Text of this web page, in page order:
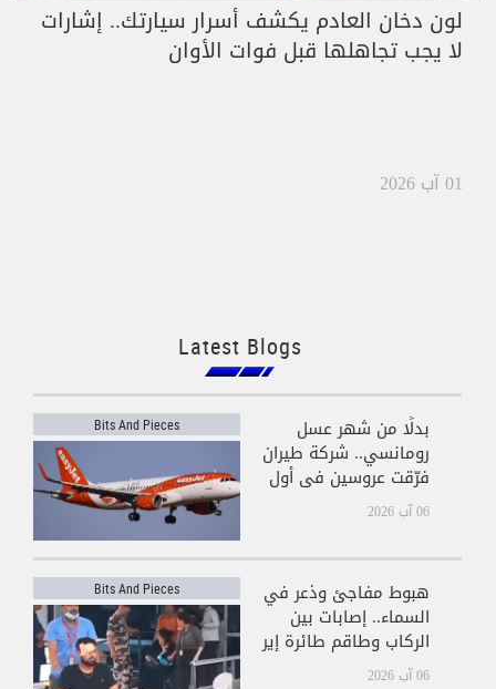
لون دخان العادم يكشف أسرار سيارتك.. إشارات
لا يجب تجاهلها قبل فوات الأوان
01 آب 2026
Latest Blogs
Bits And Pieces بدلًا من شهر عسل
رومانسي.. شركة طيران
فرّقت عروسين في أول
يوم بعد الزفاف!
06 آب 2026
Bits And Pieces هبوط مفاجئ وذعر في
السماء.. إصابات بين
الركاب وطاقم طائرة إير
إنديا
06 آب 2026